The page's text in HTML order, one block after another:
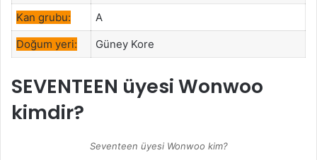
Kan grubu:
A
Doğum yeri:
Güney Kore
SEVENTEEN üyesi Wonwoo
kimdir?
Seventeen üyesi Wonwoo kim?